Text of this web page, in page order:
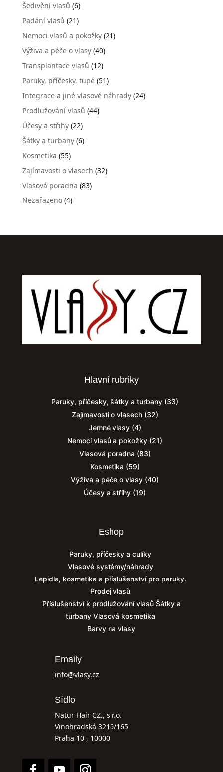
Šedivění vlasů (6)
Padání vlasů (21)
Nemoci vlasů a pokožky(21)
Výživa a péče o vlasy(40)
Transplantace vlasů (12)
Paruky, příčesky, tupé(51)
Integrace a jiné vlasové náhrady(24)
Prodlužování vlasů (44)
Účesy a střihy(22)
Šátky a turbany(6)
Kosmetika (55)
Zajímavosti o vlasech (32)
Vlasová poradna (83)
Nezařazeno(4)
Hlavní rubriky
Paruky, příčesky, šátky a turbany (33)
Zajímavosti o vlasech(32)
Jemné vlasy(4)
Nemoci vlasů a pokožky (21)
Vlasová poradna (83)
Kosmetika (59)
Výživa a péče o vlasy (40)
Účesy a střihy (19)
Eshop
Paruky, příčesky a culíky
Vlasové systémy/náhrady
Lepidla, kosmetika a příslušenství pro paruky.
Prodej vlasů
Příslušenství k prodlužování vlasů Šátky a
turbany Vlasová kosmetika
Barvy na vlasy
Emaily
info@vlasy.cz
Sídlo
Natur Hair CZ., s.r.o.
Vinohradská 3216/165
Praha 10 , 10000